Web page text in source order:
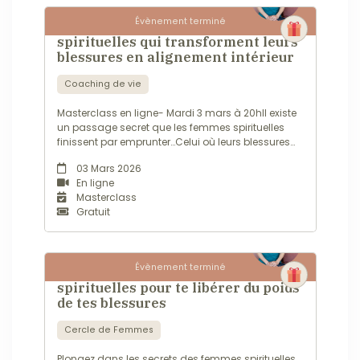
Douce, bienveillante
et profondément à
l’écoute, je crée un
où chacun peut
déposer ses
émotions, relâcher
les tensions et se
réaligner avec son
approche est à la
fois délicate et d’une
grande efficacité :
elle allie présence,
pour permettre des
transformations
profondes et
durables.
Mon intention est
simple : vous aider à
vous reconnecter à
Évènement terminé
Plonge dans les secrets des femmes
spirituelles qui transforment leurs
blessures en alignement intérieur
Coaching de vie
Masterclass en ligne- Mardi 3 mars à 20hIl existe
un passage secret que les femmes spirituelles
finissent par emprunter…Celui où leurs blessures
l'alignement intérieur.Si tu es sensible, profonde,
parfois épuisée de tout ressentir..cette soirée est
une invitation à...
03 Mars 2026
En ligne
Masterclass
Gratuit
Évènement terminé
Plonge dans les secrets des femmes
spirituelles pour te libérer du poids
de tes blessures
Cercle de Femmes